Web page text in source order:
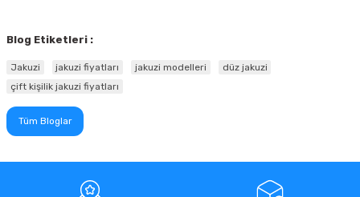
Blog Etiketleri :
Jakuzi jakuzi fiyatları jakuzi modelleri
düz jakuzi
çift kişilik jakuzi fiyatları
Tüm Bloglar